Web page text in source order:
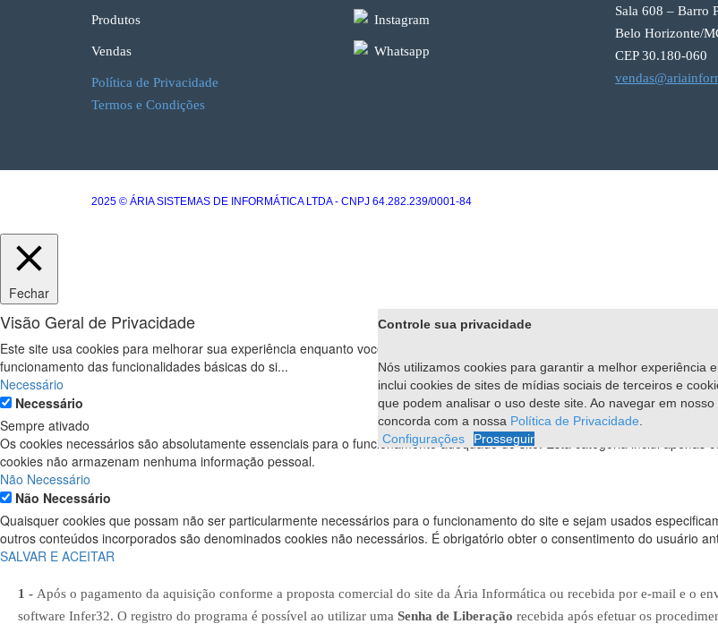
Produtos
Vendas
Política de Privacidade
Termos e Condições
Instagram
Whatsapp
Sala 608 – Barro
Belo Horizonte/
CEP 30.180-060
2025 © ÁRIA SISTEMAS DE INFORMÁTICA LTDA - CNPJ 64.282.239/0001-84
Controle sua privacidade
Nós utilizamos cookies para garantir a melhor experiência
inclui cookies de sites de mídias sociais de terceiros e
que podem analisar o uso deste site. Ao navegar em nosso
concorda com a nossa Política de Privacidade
Configurações
Prosseguir
Fechar
Visão Geral de Privacidade
Este site usa cookies para melhorar sua experiência enquanto você navega pelo site. Destes, os cookies que são
funcionamento das funcionalidades básicas do si...
Necessário
Necessário
Sempre ativado
Os cookies necessários são absolutamente essenciais para o funcionamento adequado do site. Esta categoria inclui
cookies não armazenam nenhuma informação pessoal.
Não Necessário
Não Necessário
Quaisquer cookies que possam não ser particularmente necessários para o funcionamento do site e sejam usados
outros conteúdos incorporados são denominados cookies não necessários. É obrigatório obter o consentimento do usuário
SALVAR E ACEITAR
1 - Após o pagamento da aquisição conforme a proposta comercial do site da Ária Informática ou recebida por e-mail e o
software Infer32. O registro do programa é possível ao utilizar uma Senha de Liberação recebida após efetuar os